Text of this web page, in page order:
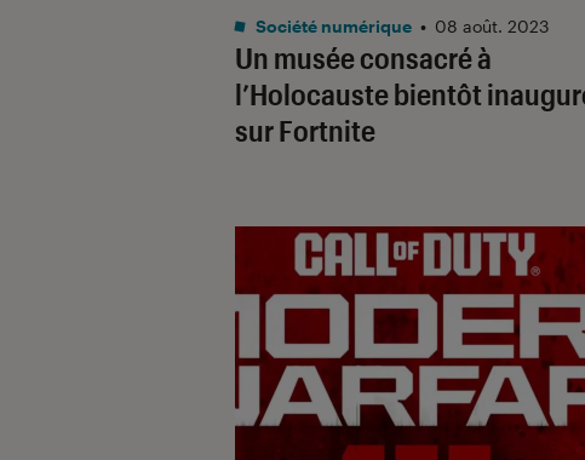
Un musée consacré à
l’Holocauste bientôt
sur Fortnite
Société numérique • 08 août. 2023